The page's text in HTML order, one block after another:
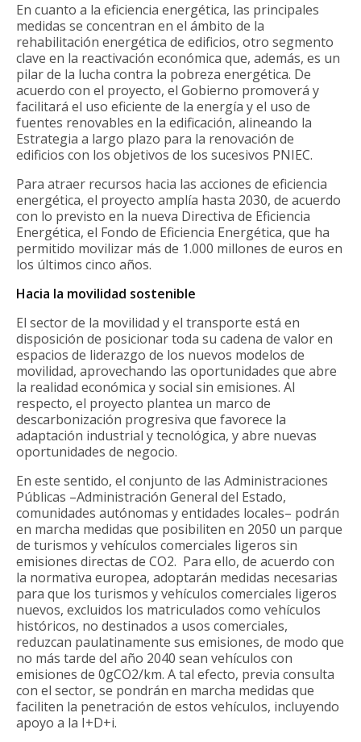
En cuanto a la eficiencia energética, las principales
medidas se concentran en el ámbito de la
rehabilitación energética de edificios, otro segmento
clave en la reactivación económica que, además, es un
pilar de la lucha contra la pobreza energética. De
acuerdo con el proyecto, el Gobierno promoverá y
facilitará el uso eficiente de la energía y el uso de
fuentes renovables en la edificación, alineando la
Estrategia a largo plazo para la renovación de
edificios con los objetivos de los sucesivos PNIEC.
Para atraer recursos hacia las acciones de eficiencia
energética, el proyecto amplía hasta 2030, de acuerdo
con lo previsto en la nueva Directiva de Eficiencia
Energética, el Fondo de Eficiencia Energética, que ha
permitido movilizar más de 1.000 millones de euros en
los últimos cinco años.
Hacia la movilidad sostenible
El sector de la movilidad y el transporte está en
disposición de posicionar toda su cadena de valor en
espacios de liderazgo de los nuevos modelos de
movilidad, aprovechando las oportunidades que abre
la realidad económica y social sin emisiones. Al
respecto, el proyecto plantea un marco de
descarbonización progresiva que favorece la
adaptación industrial y tecnológica, y abre nuevas
oportunidades de negocio.
En este sentido, el conjunto de las Administraciones
Públicas –Administración General del Estado,
comunidades autónomas y entidades locales– podrán
en marcha medidas que posibiliten en 2050 un parque
de turismos y vehículos comerciales ligeros sin
emisiones directas de CO2. Para ello, de acuerdo con
la normativa europea, adoptarán medidas necesarias
para que los turismos y vehículos comerciales ligeros
nuevos, excluidos los matriculados como vehículos
históricos, no destinados a usos comerciales,
reduzcan paulatinamente sus emisiones, de modo que
no más tarde del año 2040 sean vehículos con
emisiones de 0gCO2/km. A tal efecto, previa consulta
con el sector, se pondrán en marcha medidas que
faciliten la penetración de estos vehículos, incluyendo
apoyo a la I+D+i.